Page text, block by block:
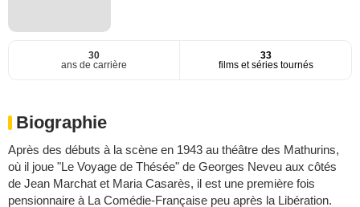
30
ans de carrière
33
films et séries tournés
Biographie
Après des débuts à la scène en 1943 au théâtre des Mathurins,
où il joue "Le Voyage de Thésée" de Georges Neveu aux côtés
de Jean Marchat et Maria Casarès, il est une première fois
pensionnaire à La Comédie-Française peu après la Libération.